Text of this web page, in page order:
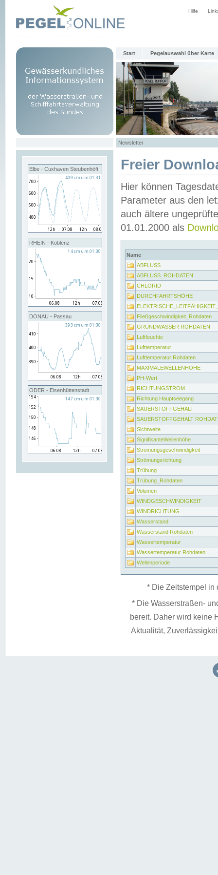
Hilfe
Start Pegelauswahl über Karte
Newsletter
Elbe - Cuxhaven Steubenhöft
RHEIN - Koblenz
DONAU - Passau
ODER - Eisenhüttenstadt
Freier
Hier können
Parameter aus den
auch ältere
01.01.2000 als
Name
ABFLUSS
ABFLUSS_ROHDATEN
CHLORID
DURCHFAHRTSHÖHE
Fließgeschwindigkeit_Rohdaten
GRUNDWASSER ROHDATEN
Luftfeuchte
Lufttemperatur
Lufttemperatur Rohdaten
MAXIMALEWELLENHÖHE
PH-Wert
RICHTUNGSTROM
Richtung Hauptseegang
SAUERSTOFFGEHALT
SAUERSTOFFGEHALT
Sichtweite
SignifikanteWellenhöhe
Strömungsgeschwindigkeit
Strömungsrichtung
Trübung
Trübung_Rohdaten
Volumen
WINDGESCHWINDIGKEIT
WINDRICHTUNG
Wasserstand
Wasserstand Rohdaten
Wassertemperatur
Wassertemperatur Rohdaten
Wellenperiode
* Die Zeitstempel in
* Die Wasserstraßen-
bereit. Daher wird keine
Aktualität,